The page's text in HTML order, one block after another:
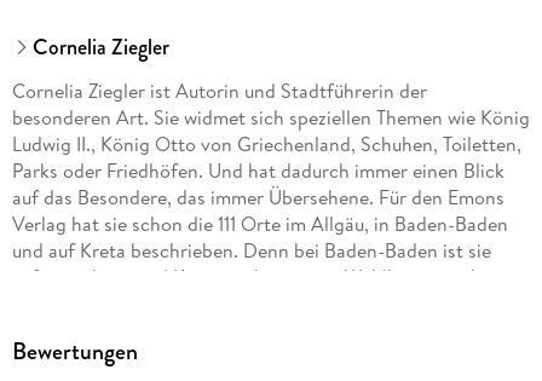
Cornelia Ziegler
Cornelia Ziegler ist Autorin und Stadtführerin der
besonderen Art. Sie widmet sich speziellen Themen wie König
Ludwig II., König Otto von Griechenland, Schuhen, Toiletten,
Parks oder Friedhöfen. Und hat dadurch immer einen Blick
auf das Besondere, das immer Übersehene. Für den Emons
Verlag hat sie schon die 111 Orte im Allgäu, in Baden-Baden
und auf Kreta beschrieben. Denn bei Baden-Baden ist sie
aufgewachsen und Kreta ist ihre zweite Wahlheimat neben
Bewertungen